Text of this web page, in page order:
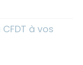
à vos